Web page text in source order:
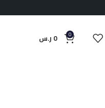
0
0 ر.س